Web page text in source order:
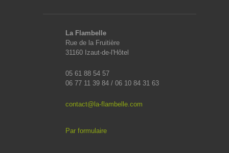
La Flambelle
Rue de la Fruitière
31160 Izaut-de-l'Hôtel
05 61 88 54 57
06 77 11 39 84 / 06 10 84 31 63
contact@la-flambelle.com
Par formulaire